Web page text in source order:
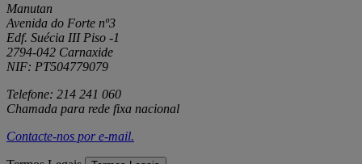
Manutan
Avenida do Forte nº3
Edf. Suécia III Piso -1
2794-042 Carnaxide
NIF: PT504779079
Telefone: 214 241 060
Chamada para rede fixa nacional
Contacte-nos pore-mail.